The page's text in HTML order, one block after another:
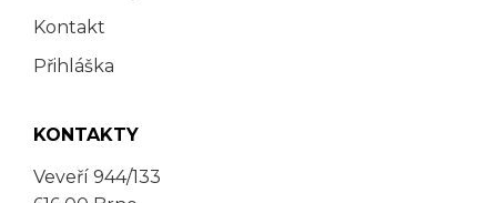
Kontakt
Přihláška
KONTAKTY
Veveří 944/133